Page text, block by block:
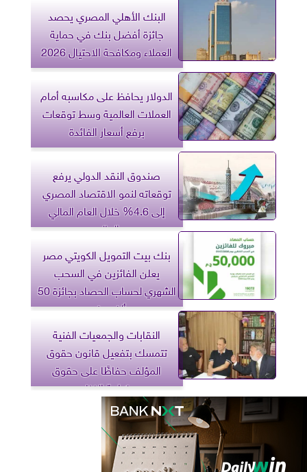
البنك الأهلي المصري يحصد
جائزة أفضل بنك في حماية
العملاء ومكافحة الاحتيال 2026
الدولار يحافظ على مكاسبه أمام
العملات العالمية وسط توقعات
برفع أسعار الفائدة
صندوق النقد الدولي يرفع
توقعاته لنمو الاقتصاد المصري
إلى 4.6% خلال العام المالي
الحالي
بنك بيت التمويل الكويتي مصر
يعلن الفائزين في السحب
الشهري لحساب الحصاد بجائزة 50
ألف جنيه
النقابات والجمعيات الفنية
تتمسك بتفعيل قانون حقوق
المؤلف حفاظًا على حقوق
وكرامة الفنان